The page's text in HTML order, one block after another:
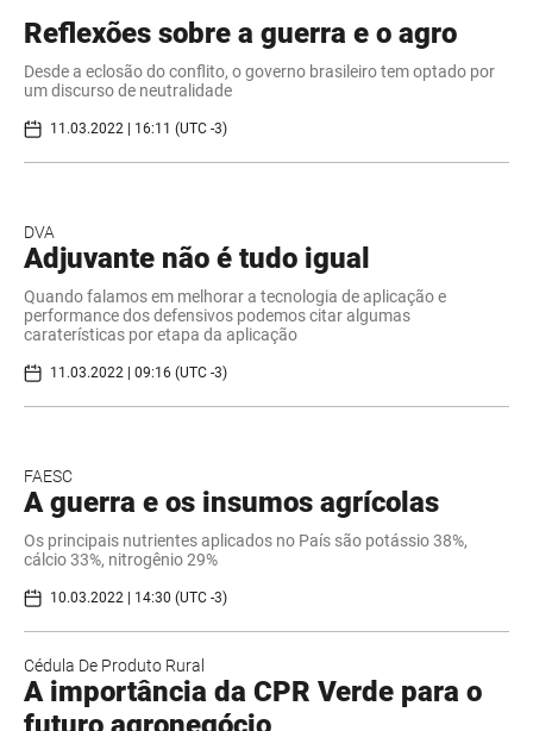
Reflexões sobre a guerra e o agro
Desde a eclosão do conflito, o governo brasileiro tem optado por
um discurso de neutralidade
11.03.2022 | 16:11 (UTC -3)
DVA
Adjuvante não é tudo igual
Quando falamos em melhorar a tecnologia de aplicação e
performance dos defensivos podemos citar algumas
caraterísticas por etapa da aplicação
11.03.2022 | 09:16 (UTC -3)
FAESC
A guerra e os insumos agrícolas
Os principais nutrientes aplicados no País são potássio 38%,
cálcio 33%, nitrogênio 29%
10.03.2022 | 14:30 (UTC -3)
Cédula De Produto Rural
A importância da CPR Verde para o